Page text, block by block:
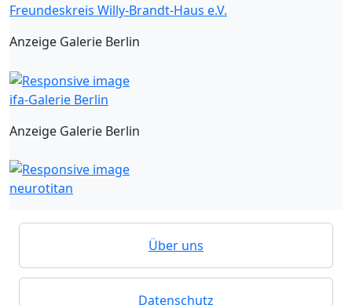
Freundeskreis Willy-Brandt-Haus e.V.
Anzeige Galerie Berlin
ifa-Galerie Berlin
Anzeige Galerie Berlin
neurotitan
Über uns
Datenschutz